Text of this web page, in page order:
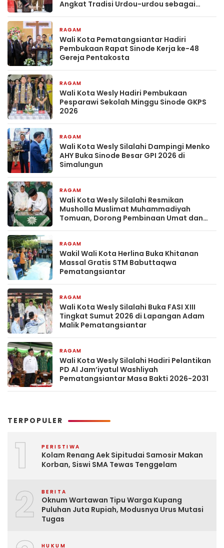
Angkat Tradisi Urdou-urdou sebagai
RAGAM
Wali Kota Pematangsiantar Hadiri
Pembukaan Rapat Sinode Kerja ke-48
Gereja Pentakosta
RAGAM
Wali Kota Wesly Hadiri Pembukaan
Pesparawi Sekolah Minggu Sinode GKPS
2026
RAGAM
Wali Kota Wesly Silalahi Dampingi Menko
AHY Buka Sinode Besar GPI 2026 di
Simalungun
RAGAM
Wali Kota Wesly Silalahi Resmikan
Musholla Muslimat Muhammadiyah
Tomuan, Dorong Pembinaan Umat dan
RAGAM
Wakil Wali Kota Herlina Buka Khitanan
Massal Gratis STM Babuttaqwa
Pematangsiantar
RAGAM
Wali Kota Wesly Silalahi Buka FASI XIII
Tingkat Sumut 2026 di Lapangan Adam
Malik Pematangsiantar
RAGAM
Wali Kota Wesly Silalahi Hadiri Pelantikan
PD Al Jam’iyatul Washliyah
Pematangsiantar Masa Bakti 2026-2031
TERPOPULER
1 PERISTIWA
Kolam Renang Aek Sipitudai Samosir Makan
Korban, Siswi SMA Tewas Tenggelam
2 BERITA
Oknum Wartawan Tipu Warga Kupang
Puluhan Juta Rupiah, Modusnya Urus Mutasi
Tugas
HUKUM